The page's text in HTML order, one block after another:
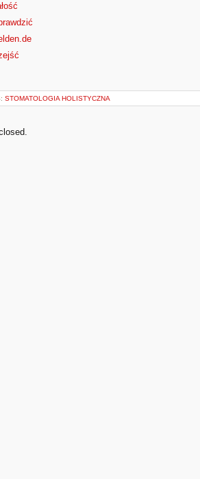
STOMATOLOGIA HOLISTYCZNA